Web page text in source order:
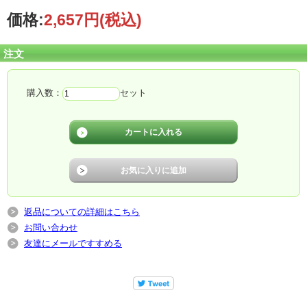
和食はもちろん、バターや生クリームと合わせて洋食のベースとしても、幅広い
料理に使える優れものです。
きれいに活かした料理に活躍します。
ビミサンと同様で、浅漬けやから揚げの下味をつける際にもお使いいただけま
価格:2,657円(税込)
注文
購入数： セット
返品についての詳細はこちら
お問い合わせ
友達にメールですすめる